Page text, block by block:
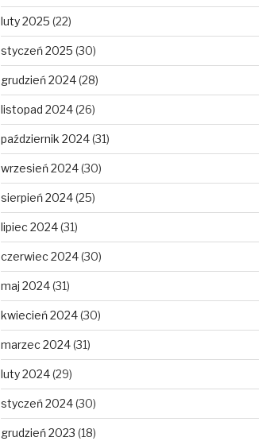
luty 2025 (22)
styczeń 2025 (30)
grudzień 2024(28)
listopad 2024(26)
październik 2024(31)
wrzesień 2024(30)
sierpień 2024(25)
lipiec 2024(31)
czerwiec 2024(30)
maj 2024(31)
kwiecień 2024(30)
marzec 2024(31)
luty 2024(29)
styczeń 2024(30)
grudzień 2023 (18)